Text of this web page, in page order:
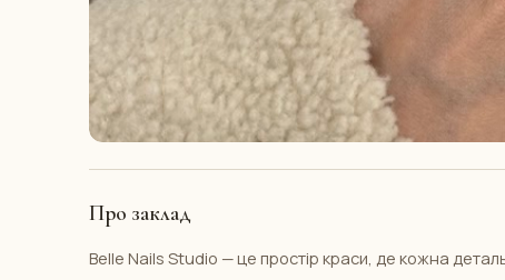
Про заклад
Belle Nails Studio — це простір краси, де кожна